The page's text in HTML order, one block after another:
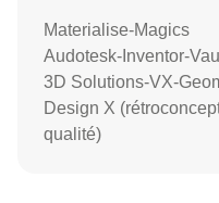
Materialise-Magics
Audotesk-Inventor-
3D Solutions-VX-
Design X
qualité)